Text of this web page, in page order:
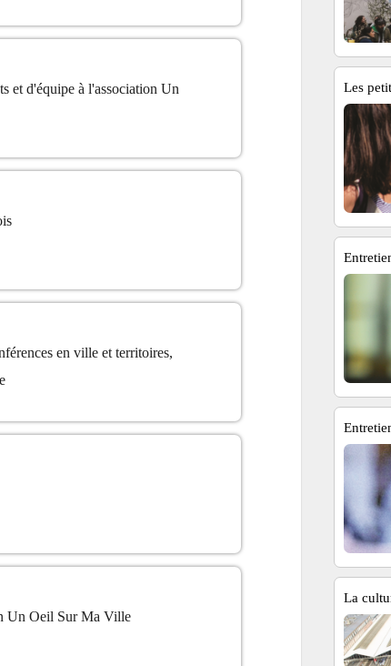
et d'équipe à l'association Un
en ville et territoires,
Un Oeil Sur Ma Ville
Les
La